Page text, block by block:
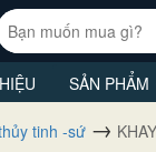
SẢN PHẨM
tinh -sứ